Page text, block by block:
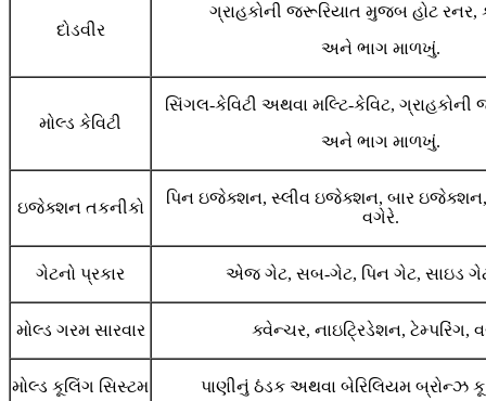
દોડવીર
ગ્રાહકોની જરૂરિયાત મુજબ હોટ રનર,
અને ભાગ માળખું.
મોલ્ડ કેવિટી
સિંગલ-કેવિટી અથવા મલ્ટિ-કેવિટ,
અને ભાગ માળખું.
ઇજેક્શન તકનીકો
પિન ઇજેક્શન, સ્લીવ ઇજેક્શન, બાર
વગેરે.
ગેટનો પ્રકાર એજ ગેટ, સબ-ગેટ, પિન ગેટ, સાઇડ
મોલ્ડ ગરમ સારવાર ક્વેન્ચર, નાઇટ્રિડેશન, ટેમ્પરિંગ,
મોલ્ડ કૂલિંગ સિસ્ટમ પાણીનું ઠંડક અથવા બેરિલિયમ બ્રોન્ઝ